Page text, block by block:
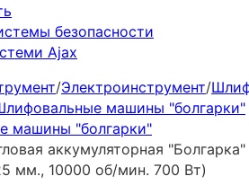
безопасности
Ajax
/Электроинструмент/
машины "болгарки"
машины "болгарки"
аккумуляторная "Болгарка"
мм., 10000 об/мин. 700 Вт)